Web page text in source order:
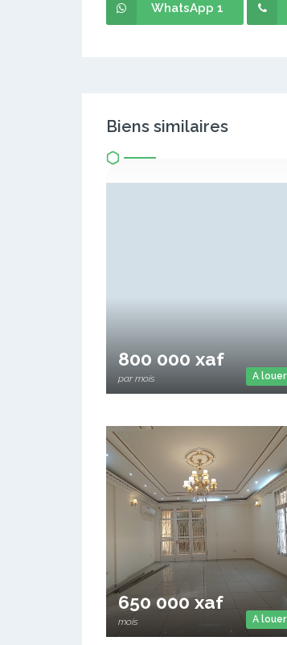
WhatsApp 1
Biens similaires
A louer
800 000 xaf
par mois
A louer
650 000 xaf
mois